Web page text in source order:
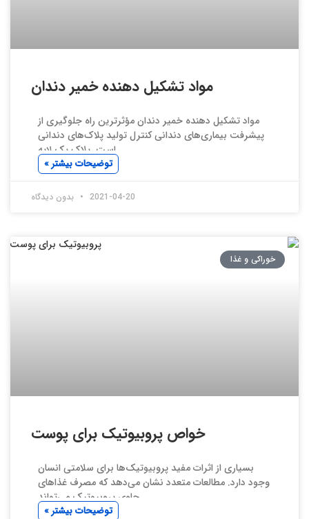
مواد تشکیل دهنده خمیر دندان
مواد تشکیل دهنده خمیر دندان مؤثرترین راه جلوگیری از
پیشرفت بیماری‌های دندانی کنترل تولید پلاک‌های دندانی
است. پلاک یک لایه
توضیحات بیشتر »
2021-04-20 بدون دیدگاه
خوراکی و غذا
خواص پروبیوتیک برای پوست
بسیاری از اثرات مفید پروبیوتیک‌ها برای سلامتی انسان
وجود دارد. مطالعات متعدد نشان می‌دهد که مصرف غذاهای
حاوی پروبیوتیک می‌تواند
توضیحات بیشتر »